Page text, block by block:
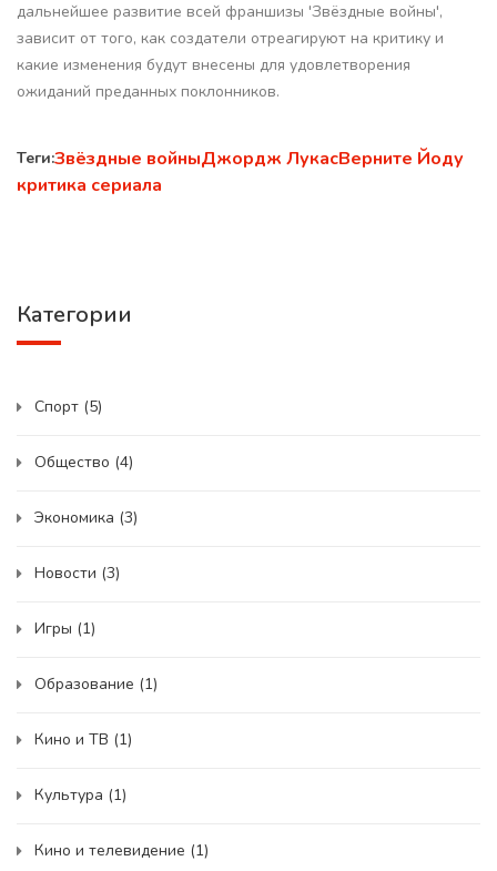
дальнейшее развитие всей франшизы 'Звёздные войны',
зависит от того, как создатели отреагируют на критику и
какие изменения будут внесены для удовлетворения
ожиданий преданных поклонников.
Теги:Звёздные войныДжордж ЛукасВерните Йоду
критика сериала
Категории
Спорт (5)
Общество (4)
Экономика (3)
Новости (3)
Игры (1)
Образование (1)
Кино и ТВ (1)
Культура (1)
Кино и телевидение (1)